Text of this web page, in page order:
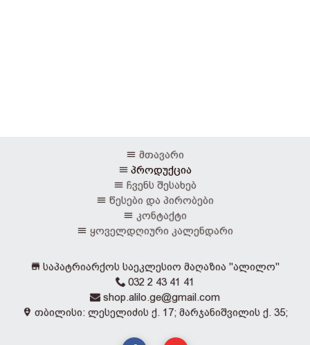
მთავარი
პროდუქცია
ჩვენს შესახებ
წესები და პირობები
კონტაქტი
ყოველდღიური კალენდარი
საპატრიარქოს საეკლესიო მაღაზია "ალილო"
032 2 43 41 41
shop.alilo.ge@gmail.com
თბილისი: ლესელიძის ქ. 17; მარჯანიშვილის ქ. 35;